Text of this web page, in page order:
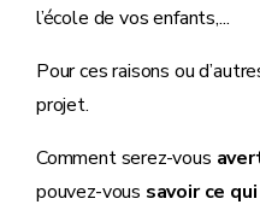
l’école de vos enfants,...
Pour ces raisons ou
projet.
Comment serez-vous
pouvez-vous savoir ce